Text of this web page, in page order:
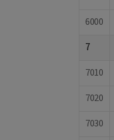
6000
7
7010
7020
7030